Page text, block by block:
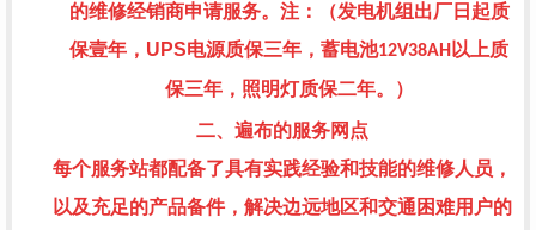
的维修经销商申请服务。 注：（发电机组出厂日起质
保壹年， UPS电源质保三年，蓄电池12V38AH 以上质
保三年，照明灯质保二年。）
二、遍布的服务网点
每个服务站都配备了具有实践经验和技能的维修人员，
以及充足的产品备件，解决边远地区和交通困难用户的